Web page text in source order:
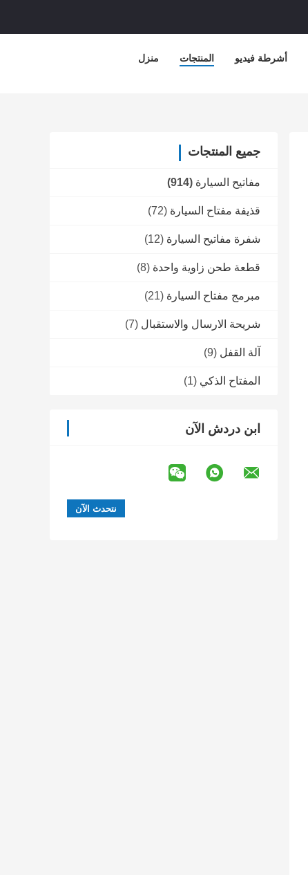
منزل المنتجات أشرطة فيديو
جميع المنتجات
مفاتيح السيارة (914)
قذيفة مفتاح السيارة (72)
شفرة مفاتيح السيارة (12)
قطعة طحن زاوية واحدة (8)
مبرمج مفتاح السيارة (21)
شريحة الارسال والاستقبال (7)
آلة القفل (9)
المفتاح الذكي (1)
ابن دردش الآن